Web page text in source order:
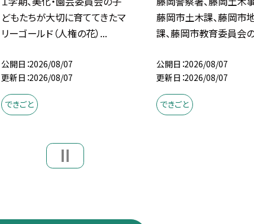
どもたちが大切に育ててきたマ
リーゴールド（人権の花）...
公開日 2026/08/07
更新日 2026/08/07
できごと
藤岡市土木課、藤岡市
課、藤岡市教育委員会
公開日 2026/08/07
更新日 2026/08/07
できごと